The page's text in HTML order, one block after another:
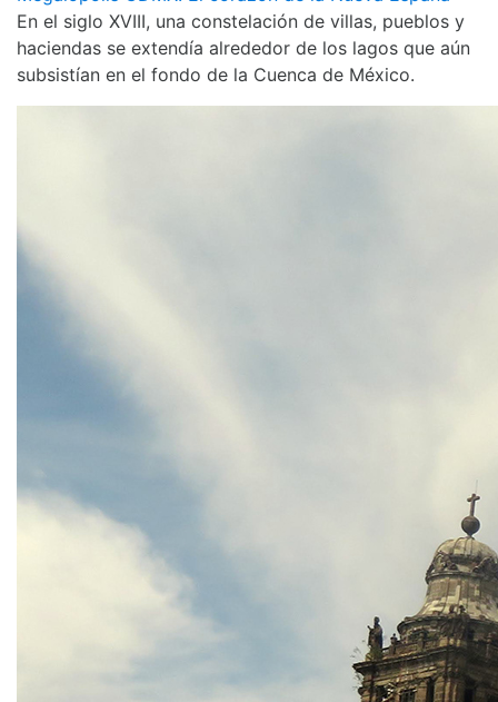
En el siglo XVIII, una constelación de villas, pueblos y
haciendas se extendía alrededor de los lagos que aún
subsistían en el fondo de la Cuenca de México.